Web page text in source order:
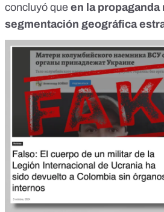
concluyó que en la propaganda
segmentación geográfica